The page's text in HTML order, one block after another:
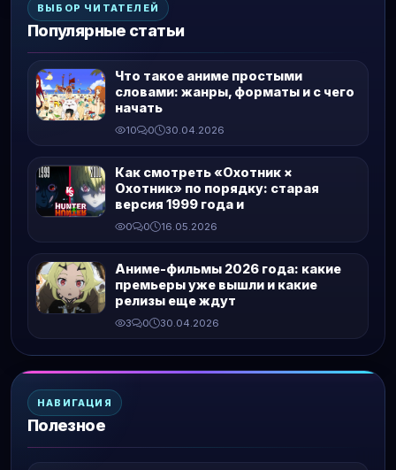
ВЫБОР ЧИТАТЕЛЕЙ
Популярные статьи
Что такое аниме простыми
словами: жанры, форматы и с чего
начать
10 0 30.04.2026
Как смотреть «Охотник ×
Охотник» по порядку: старая
версия 1999 года и
0 0 16.05.2026
Аниме-фильмы 2026 года: какие
премьеры уже вышли и какие
релизы еще ждут
3 0 30.04.2026
НАВИГАЦИЯ
Полезное